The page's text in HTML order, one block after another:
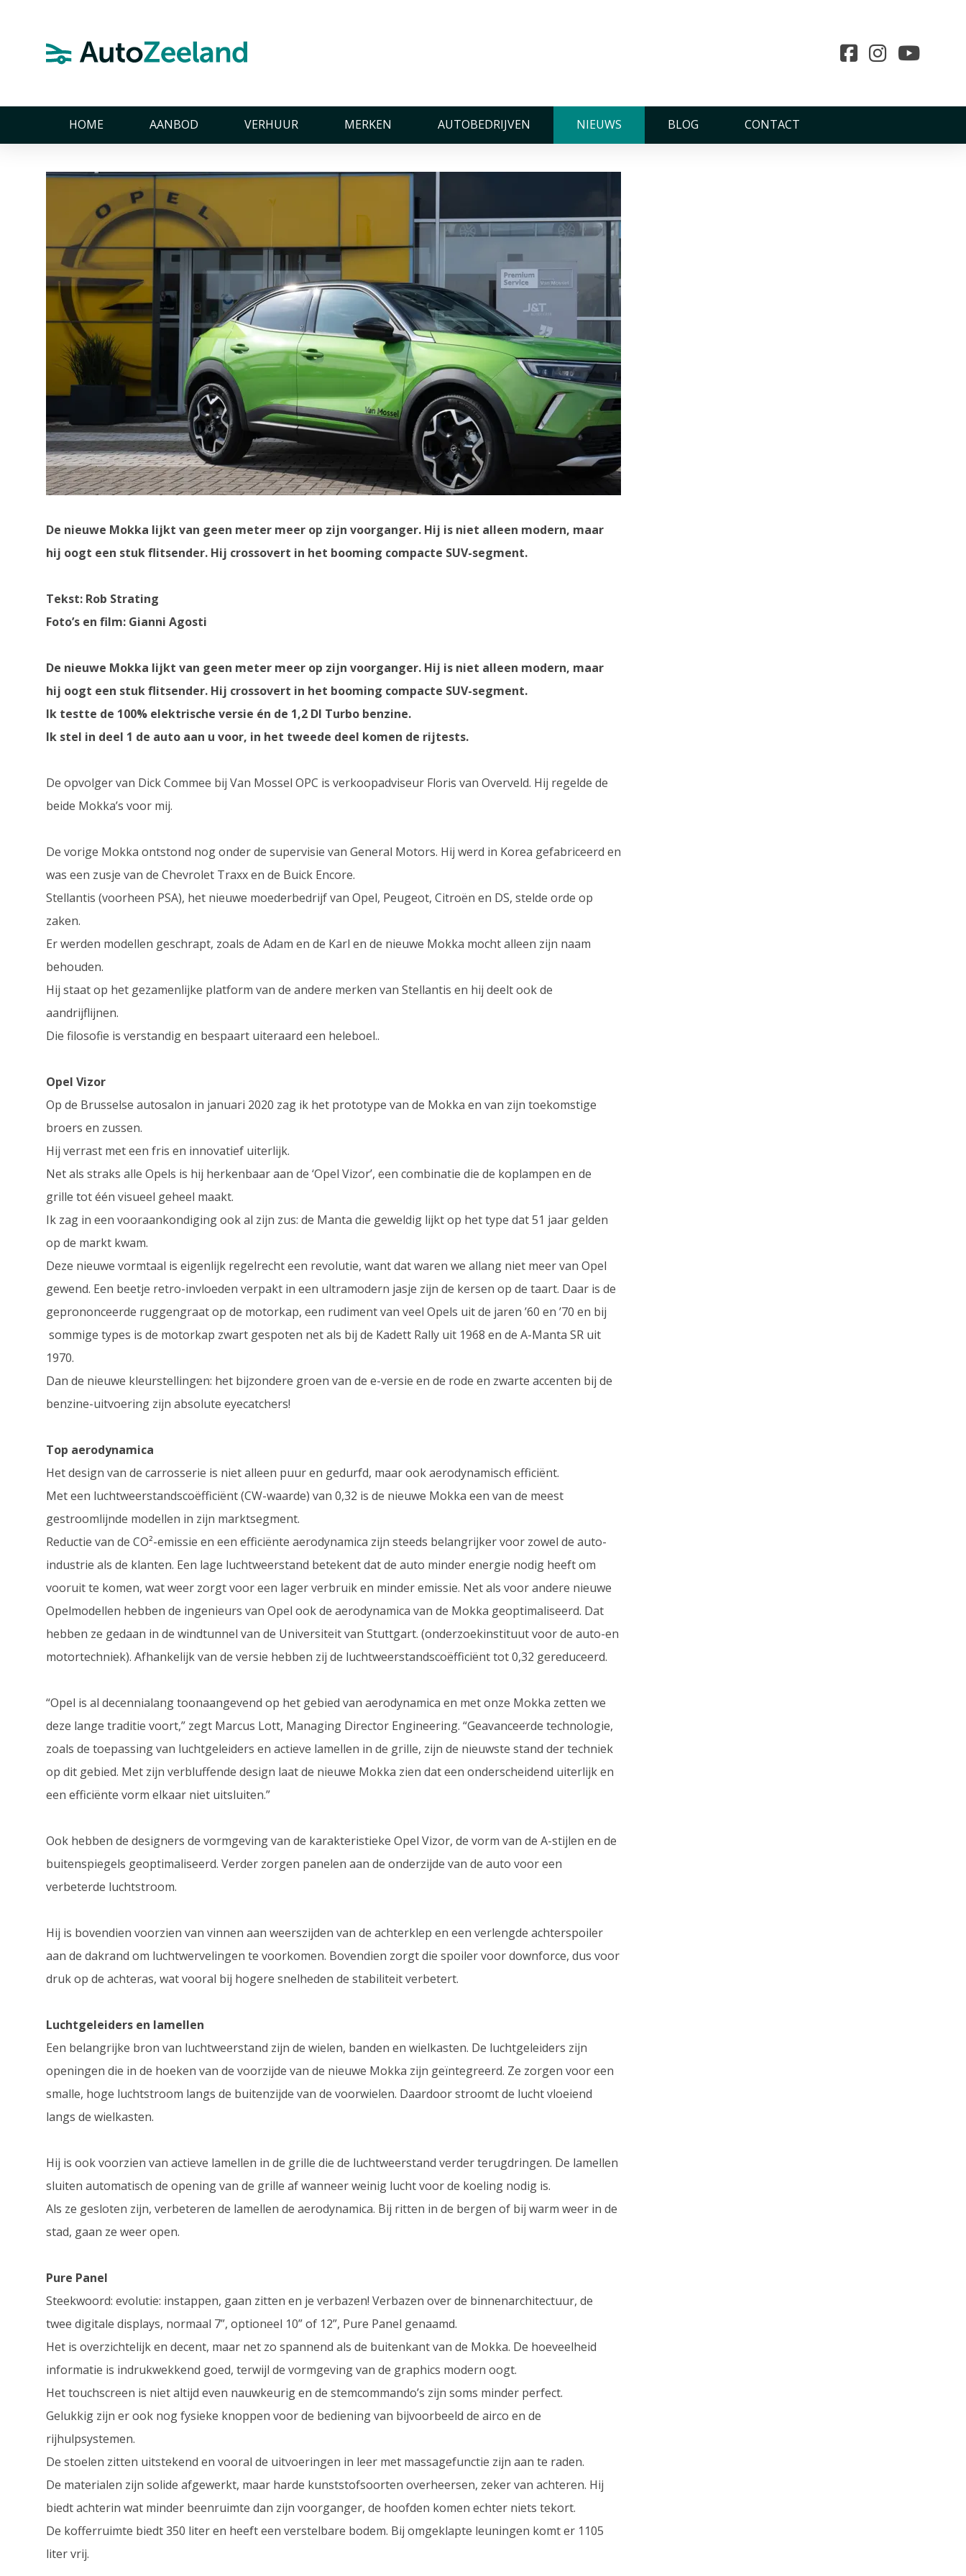
HOME AANBOD VERHUUR MERKEN AUTOBEDRIJVEN NIEUWS BLOG CONTACT
AutoZeelandtest van de Opel Mokka (Deel 1)
AutoZeelandtest van de Opel Mokka (Deel 1)
De nieuwe Mokka lijkt van geen meter meer op zijn voorganger. Hij is niet alleen modern, maar
hij oogt een stuk flitsender. Hij crossovert in het booming compacte SUV-segment.
Tekst: Rob Strating
Foto’s en film: Gianni Agosti
De nieuwe Mokka lijkt van geen meter meer op zijn voorganger. Hij is niet alleen modern, maar
hij oogt een stuk flitsender. Hij crossovert in het booming compacte SUV-segment.
Ik testte de 100% elektrische versie én de 1,2 DI Turbo benzine.
Ik stel in deel 1 de auto aan u voor, in het tweede deel komen de rijtests.
De opvolger van Dick Commee bij Van Mossel OPC is verkoopadviseur Floris van Overveld. Hij regelde de
beide Mokka’s voor mij.
De vorige Mokka ontstond nog onder de supervisie van General Motors. Hij werd in Korea gefabriceerd en
was een zusje van de Chevrolet Traxx en de Buick Encore.
Stellantis (voorheen PSA), het nieuwe moederbedrijf van Opel, Peugeot, Citroën en DS, stelde orde op
zaken.
Er werden modellen geschrapt, zoals de Adam en de Karl en de nieuwe Mokka mocht alleen zijn naam
behouden.
Hij staat op het gezamenlijke platform van de andere merken van Stellantis en hij deelt ook de
aandrijflijnen.
Die filosofie is verstandig en bespaart uiteraard een heleboel..
Opel Vizor
Op de Brusselse autosalon in januari 2020 zag ik het prototype van de Mokka en van zijn toekomstige
broers en zussen.
Hij verrast met een fris en innovatief uiterlijk.
Net als straks alle Opels is hij herkenbaar aan de ‘Opel Vizor’, een combinatie die de koplampen en de
grille tot één visueel geheel maakt.
Ik zag in een vooraankondiging ook al zijn zus: de Manta die geweldig lijkt op het type dat 51 jaar gelden
op de markt kwam.
Deze nieuwe vormtaal is eigenlijk regelrecht een revolutie, want dat waren we allang niet meer van Opel
gewend. Een beetje retro-invloeden verpakt in een ultramodern jasje zijn de kersen op de taart. Daar is de
geprononceerde ruggengraat op de motorkap, een rudiment van veel Opels uit de jaren ’60 en ’70 en bij
sommige types is de motorkap zwart gespoten net als bij de Kadett Rally uit 1968 en de A-Manta SR uit
1970.
Dan de nieuwe kleurstellingen: het bijzondere groen van de e-versie en de rode en zwarte accenten bij de
benzine-uitvoering zijn absolute eyecatchers!
Top aerodynamica
Het design van de carrosserie is niet alleen puur en gedurfd, maar ook aerodynamisch efficiënt.
Met een luchtweerstandscoëfficiënt (CW-waarde) van 0,32 is de nieuwe Mokka een van de meest
gestroomlijnde modellen in zijn marktsegment.
Reductie van de CO²-emissie en een efficiënte aerodynamica zijn steeds belangrijker voor zowel de auto-
industrie als de klanten. Een lage luchtweerstand betekent dat de auto minder energie nodig heeft om
vooruit te komen, wat weer zorgt voor een lager verbruik en minder emissie. Net als voor andere nieuwe
Opelmodellen hebben de ingenieurs van Opel ook de aerodynamica van de Mokka geoptimaliseerd. Dat
hebben ze gedaan in de windtunnel van de Universiteit van Stuttgart. (onderzoekinstituut voor de auto-en
motortechniek). Afhankelijk van de versie hebben zij de luchtweerstandscoëfficiënt tot 0,32 gereduceerd.
“Opel is al decennialang toonaangevend op het gebied van aerodynamica en met onze Mokka zetten we
deze lange traditie voort,” zegt Marcus Lott, Managing Director Engineering. “Geavanceerde technologie,
zoals de toepassing van luchtgeleiders en actieve lamellen in de grille, zijn de nieuwste stand der techniek
op dit gebied. Met zijn verbluffende design laat de nieuwe Mokka zien dat een onderscheidend uiterlijk en
een efficiënte vorm elkaar niet uitsluiten.”
Ook hebben de designers de vormgeving van de karakteristieke Opel Vizor, de vorm van de A-stijlen en de
buitenspiegels geoptimaliseerd. Verder zorgen panelen aan de onderzijde van de auto voor een
verbeterde luchtstroom.
Hij is bovendien voorzien van vinnen aan weerszijden van de achterklep en een verlengde achterspoiler
aan de dakrand om luchtwervelingen te voorkomen. Bovendien zorgt die spoiler voor downforce, dus voor
druk op de achteras, wat vooral bij hogere snelheden de stabiliteit verbetert.
Luchtgeleiders en lamellen
Een belangrijke bron van luchtweerstand zijn de wielen, banden en wielkasten. De luchtgeleiders zijn
openingen die in de hoeken van de voorzijde van de nieuwe Mokka zijn geïntegreerd. Ze zorgen voor een
smalle, hoge luchtstroom langs de buitenzijde van de voorwielen. Daardoor stroomt de lucht vloeiend
langs de wielkasten.
Hij is ook voorzien van actieve lamellen in de grille die de luchtweerstand verder terugdringen. De lamellen
sluiten automatisch de opening van de grille af wanneer weinig lucht voor de koeling nodig is.
Als ze gesloten zijn, verbeteren de lamellen de aerodynamica. Bij ritten in de bergen of bij warm weer in de
stad, gaan ze weer open.
Pure Panel
Steekwoord: evolutie: instappen, gaan zitten en je verbazen! Verbazen over de binnenarchitectuur, de
twee digitale displays, normaal 7”, optioneel 10” of 12”, Pure Panel genaamd.
Het is overzichtelijk en decent, maar net zo spannend als de buitenkant van de Mokka. De hoeveelheid
informatie is indrukwekkend goed, terwijl de vormgeving van de graphics modern oogt.
Het touchscreen is niet altijd even nauwkeurig en de stemcommando’s zijn soms minder perfect.
Gelukkig zijn er ook nog fysieke knoppen voor de bediening van bijvoorbeeld de airco en de
rijhulpsystemen.
De stoelen zitten uitstekend en vooral de uitvoeringen in leer met massagefunctie zijn aan te raden.
De materialen zijn solide afgewerkt, maar harde kunststofsoorten overheersen, zeker van achteren. Hij
biedt achterin wat minder beenruimte dan zijn voorganger, de hoofden komen echter niets tekort.
De kofferruimte biedt 350 liter en heeft een verstelbare bodem. Bij omgeklapte leuningen komt er 1105
liter vrij.